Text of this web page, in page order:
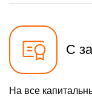
С
На все